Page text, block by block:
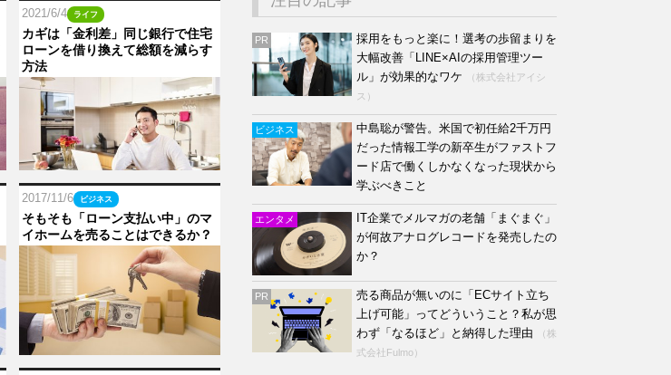
2021/6/4 ライフ
カギは「金利差」同じ銀行で住宅
ローンを借り換えて総額を減らす
方法
2017/11/6 ビジネス
そもそも「ローン支払い中」のマ
イホームを売ることはできるか？
PR
採用をもっと楽に！選考の歩留まりを
大幅改善「LINE×AIの採用管理ツー
ル」が効果的なワケ
（株式会社アイシ
ス）
ビジネス
中島聡が警告。米国で初任給2千万円
だった情報工学の新卒生がファストフ
ード店で働くしかなくなった現状から
学ぶべきこと
エンタメ
IT企業でメルマガの老舗「まぐまぐ」
が何故アナログレコードを発売したの
か？
PR
売る商品が無いのに「ECサイト立ち
上げ可能」ってどういうこと？私が思
わず「なるほど」と納得した理由
（株
式会社Fulmo）